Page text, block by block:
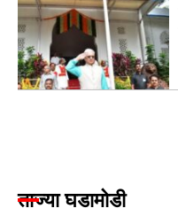
ताज्या घडामोडी